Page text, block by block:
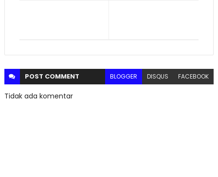
POST COMMENT BLOGGER DISQUS FACEBOOK
Tidak ada komentar